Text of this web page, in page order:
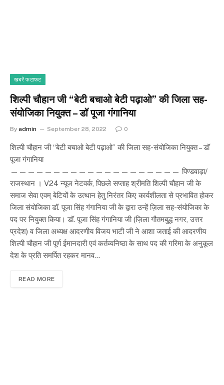
खबरें फटाफट
शिल्पी चौहान जी “बेटी बचाओ बेटी पढ़ाओ” की जिला सह-
संयोजिका नियुक्त – डॉ पूजा गंगानिया
By admin September 28, 2022 0
शिल्पी चौहान जी “बेटी बचाओ बेटी पढ़ाओ” की जिला सह-संयोजिका नियुक्त – डॉ
पूजा गंगानिया
———————————————————— पिण्डवाड़ा/
राजस्थान । V24 न्यूज नेटवर्क, पिछले सप्ताह श्रीमति शिल्पी चौहान जी के
समाज सेवा एवम् बेटियों के उत्थान हेतु निरंतर किए कार्यशीलता से प्रभावित होकर
जिला संयोजिका डॉ. पूजा सिंह गंगानिया जी के द्वारा उन्हें ज़िला सह-संयोजिका के
पद पर नियुक्त किया। डॉ. पूजा सिंह गंगानिया जी (ज़िला गौतमबुद्ध नगर, उत्तर
प्रदेश) व जिला अध्यक्ष आदरणीय विजय भाटी जी ने आशा जताई की आदरणीय
शिल्पी चौहान जी पूर्ण ईमानदारी एवं कर्तव्यनिष्ठा के साथ पद की गरिमा के अनुकूल
देश के प्रति समर्पित रहकर मानव…
READ MORE